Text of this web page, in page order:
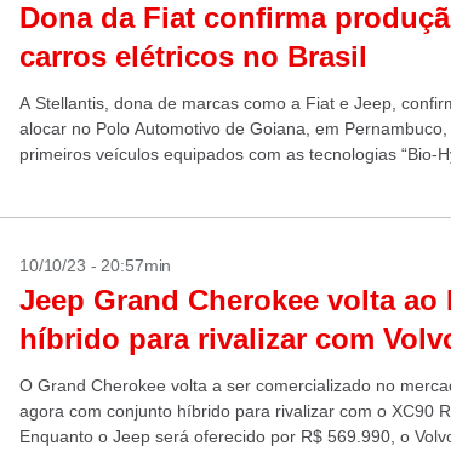
Dona da Fiat confirma
carros elétricos no Brasil
A Stellantis, dona de marcas como a Fiat e Jeep,
alocar no Polo Automotivo de Goiana, em
primeiros veículos equipados com as tecnologias “Bio-
10/10/23 - 20:57min
Jeep Grand Cherokee volta ao
híbrido para rivalizar com
O Grand Cherokee volta a ser comercializado no
agora com conjunto híbrido para rivalizar com o XC90
Enquanto o Jeep será oferecido por R$ 569.990, o